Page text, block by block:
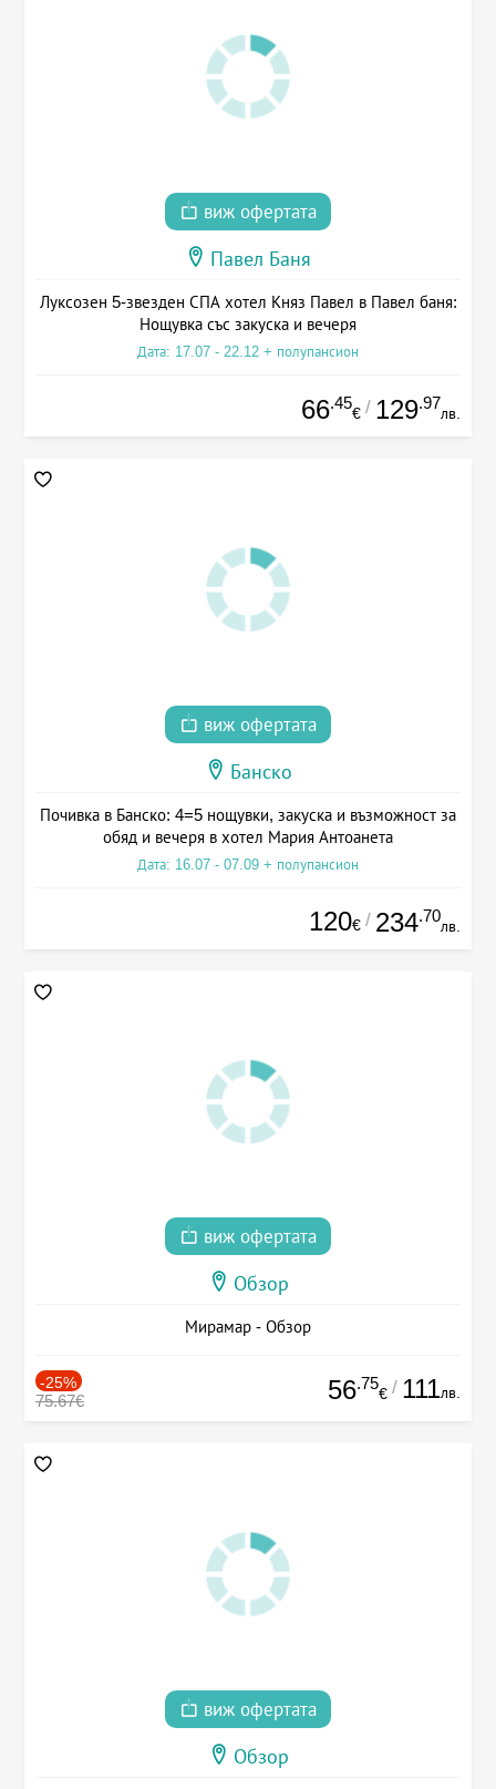
виж офертата
Павел Баня
Луксозен 5-звезден СПА хотел Княз Павел в Павел баня:
Нощувка със закуска и вечеря
Дата: 17.07 - 22.12 + полупансион
66.45
€ / 129.97
лв.
виж офертата
Банско
Почивка в Банско: 4=5 нощувки, закуска и възможност за
обяд и вечеря в хотел Мария Антоанета
Дата: 16.07 - 07.09 + полупансион
120€ / 234.70
лв.
виж офертата
Обзор
Мирамар - Обзор
-25%
75.67€ 56.75
€ / 111лв.
виж офертата
Обзор